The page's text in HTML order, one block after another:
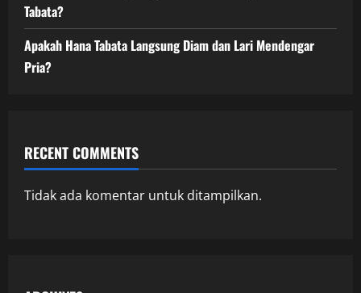
Tabata?
Apakah Hana Tabata Langsung Diam dan Lari Mendengar
Pria?
RECENT COMMENTS
Tidak ada komentar untuk ditampilkan.